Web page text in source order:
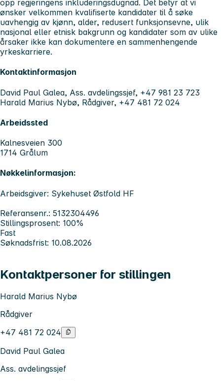
opp regjeringens inkluderingsdugnad. Det betyr at vi
ønsker velkommen kvalifiserte kandidater til å søke
uavhengig av kjønn, alder, redusert funksjonsevne, ulik
nasjonal eller etnisk bakgrunn og kandidater som av ulike
årsaker ikke kan dokumentere en sammenhengende
yrkeskarriere.
Kontaktinformasjon
David Paul Galea, Ass. avdelingssjef, +47 981 23 723
Harald Marius Nybø, Rådgiver, +47 481 72 024
Arbeidssted
Kalnesveien 300
1714 Grålum
Nøkkelinformasjon:
Arbeidsgiver: Sykehuset Østfold HF
Referansenr.: 5132304496
Stillingsprosent: 100%
Fast
Søknadsfrist: 10.08.2026
Kontaktpersoner for stillingen
Harald Marius Nybø
Rådgiver
+47 481 72 024
David Paul Galea
Ass. avdelingssjef